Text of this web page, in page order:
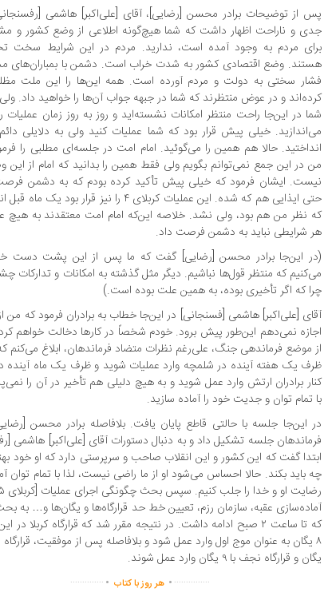
پس از توضیحات برادر محسن [رضایی]، آقای [علی‌اکبر] هاشمی
جدی و ناراحت اظهار داشت که شما هیچ‌گونه اطلاعی از وضع کشور و
برای مردم به وجود آمده است، ندارید. مردم در این شرایط سخت
هستند. وضع اقتصادی کشور به شدت خراب است. دشمن با بمباران‌های
فشار سختی به دولت و مردم آورده است. همه این‌ها را این ملت
کرده‌اند و در عوض منتظرند که شما در جبهه جواب آن‌ها را خواهید داد.
شما در این‌جا راحت منتظر امکانات نشسته‌اید و روز به روز زمان عملیات
می‌اندازید. خیلی پیش قرار بود که شما عملیات کنید ولی به دلایلی
انداختید. حالا هم همین را می‌گوئید. امام امت در جلسه‌ای مطلبی را
من در این جمع نمی‌توانم بگویم ولی فقط همین را بدانید که امام از
نیست. ایشان فرمود که خیلی پیش تأکید کرده بودم که به دشمن
حتی ایذایی هم که شده. این عملیات کربلای ۴ را نیز قرار
که نظر من هم بود، ولی نشد. خلاصه این‌که امام امت معتقدند به هیچ
هر شرایطی نباید به دشمن فرصت داد.
(در این‌جا برادر محسن [رضایی] گفت که ما پس از این پشت دست
می‌کنیم که منتظر قول‌ها نباشیم. دیگر مثل گذشته به امکانات و تدارکات
چرا که اگر تأخیری بوده، به همین علت بوده است.)
آقای [علی‌اکبر] هاشمی [فسنجانی] در این‌جا خطاب به برادران فرمود که من
اجازه نمی‌دهم این‌طور پیش برود. خودم شخصاً در کارها دخالت خواهم
از موضع فرماندهی جنگ، علی‌رغم نظرات متضاد فرماندهان، ابلاغ می‌کنم
ظرف یک هفته آینده در شلمچه وارد عملیات شوید و ظرف یک ماه آینده
کنار برادران ارتش وارد عمل شوید و به هیچ دلیلی هم تأخیر در آن را
با تمام توان و جدیت خود را آماده سازید.
در این‌جا جلسه با حالتی قاطع پایان یافت. بلافاصله برادر محسن
فرماندهان جلسه تشکیل داد و به دنبال دستورات آقای [علی‌اکبر] هاشمی
ابتدا گفت که این کشور و این انقلاب صاحب و سرپرستی دارد که او خود
چه باید بکند. حالا احساس می‌شود او از ما راضی نیست، لذا با تمام توان
آماده‌سازی عقبه، سازمان رزم، تعیین خط حد قرارگاه‌ها و یگان‌ها و… به
که تا ساعت ۲ صبح ادامه داشت. در نتیجه مقرر شد که قرارگاه کربلا در
یگان و قرارگاه نجف با ۹ یگان وارد عمل شوند.
...............
.هر روز با کتاب .
..............